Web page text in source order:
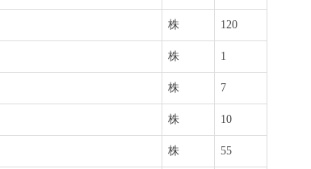
株 120
株 1
株 7
株 10
株 55